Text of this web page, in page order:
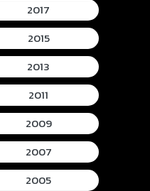
2017
2015
2013
2011
2009
2007
2005